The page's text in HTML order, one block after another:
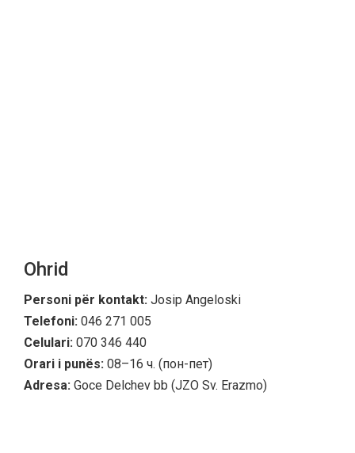
Ohrid
Personi për kontakt: Josip Angeloski
Telefoni: 046 271 005
Celulari: 070 346 440
Orari i punës: 08–16 ч. (пон-пет)
Adresa: Goce Delchev bb (JZO Sv. Erazmo)